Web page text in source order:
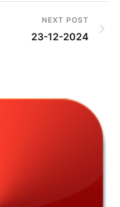
NEXT POST
23-12-2024